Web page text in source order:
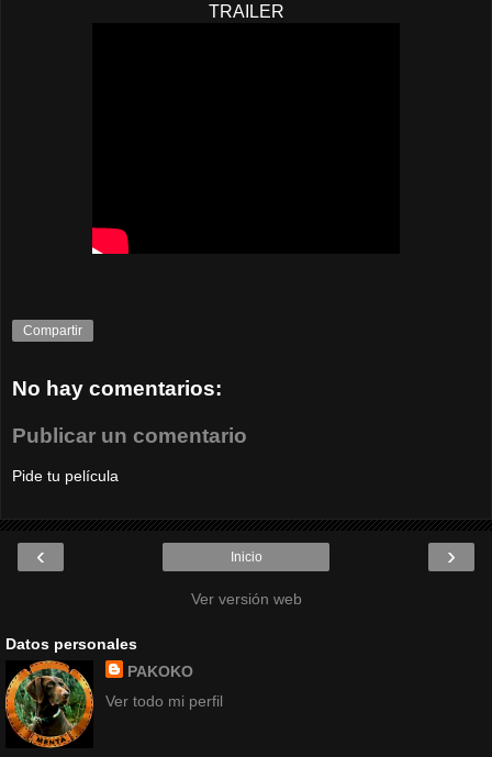
TRAILER
Compartir
No hay comentarios:
Publicar un comentario
Pide tu película
‹ ›
Inicio
Ver versión web
Datos personales
PAKOKO
Ver todo mi perfil